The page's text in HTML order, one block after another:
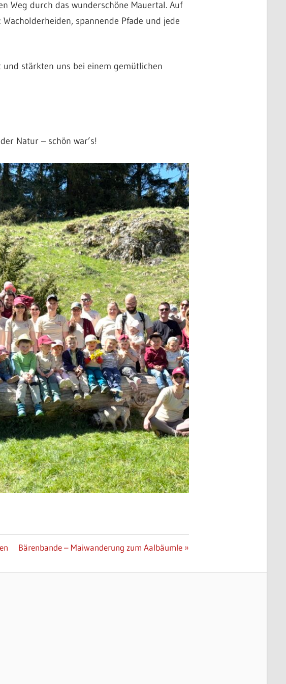
Weg durch das wunderschöne Mauertal. Auf
spannende Pfade und jede
stärkten uns bei einem gemütlichen
Natur – schön war’s!
Nächster
Bärenbande – Maiwanderung zum Aalbäumle